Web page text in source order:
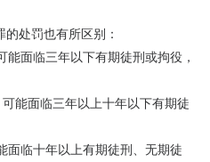
处罚也有所区别：
能面临三年以下有期徒刑或拘役，
能面临三年以上十年以下有期徒
面临十年以上有期徒刑、无期徒